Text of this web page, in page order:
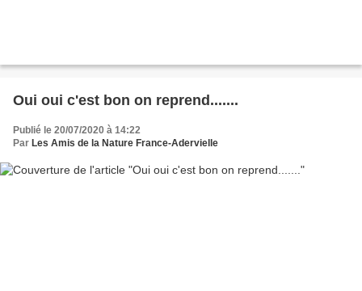
Oui oui c'est bon on reprend.......
Publié le 20/07/2020 à 14:22
Par Les Amis de la Nature France-Adervielle